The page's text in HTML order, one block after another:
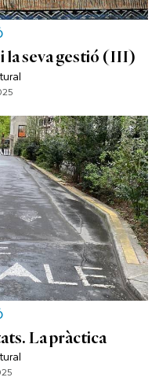
i la seva gestió (III)
La pràctica